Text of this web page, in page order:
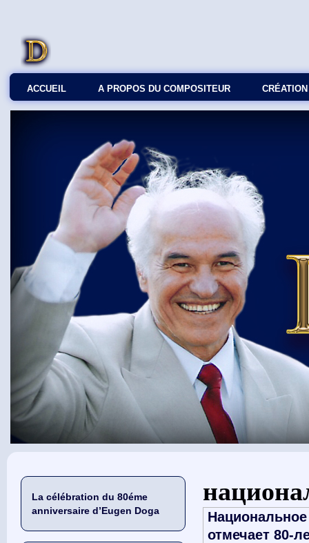
ACCUEIL A PROPOS DU COMPOSITEUR СRÉATION
La célébration du 80éme
anniversaire d’Eugen Doga
отмечает 80-